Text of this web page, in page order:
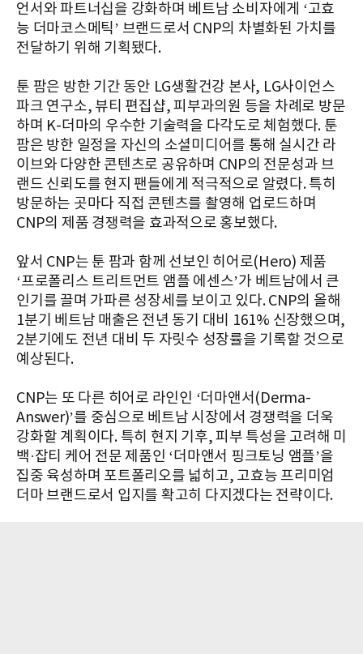
언서와 파트너십을 강화하며 베트남 소비자에게 ‘고효
능 더마코스메틱’ 브랜드로서 CNP의 차별화된 가치를
전달하기 위해 기획됐다.
툰 팜은 방한 기간 동안 LG생활건강 본사, LG사이언스
파크 연구소, 뷰티 편집샵, 피부과의원 등을 차례로 방문
하며 K-더마의 우수한 기술력을 다각도로 체험했다. 툰
팜은 방한 일정을 자신의 소셜미디어를 통해 실시간 라
이브와 다양한 콘텐츠로 공유하며 CNP의 전문성과 브
랜드 신뢰도를 현지 팬들에게 적극적으로 알렸다. 특히
방문하는 곳마다 직접 콘텐츠를 촬영해 업로드하며
CNP의 제품 경쟁력을 효과적으로 홍보했다.
앞서 CNP는 툰 팜과 함께 선보인 히어로(Hero) 제품
‘프로폴리스 트리트먼트 앰플 에센스’가 베트남에서 큰
인기를 끌며 가파른 성장세를 보이고 있다. CNP의 올해
1분기 베트남 매출은 전년 동기 대비 161% 신장했으며,
2분기에도 전년 대비 두 자릿수 성장률을 기록할 것으로
예상된다.
CNP는 또 다른 히어로 라인인 ‘더마앤서(Derma-
Answer)’를 중심으로 베트남 시장에서 경쟁력을 더욱
강화할 계획이다. 특히 현지 기후, 피부 특성을 고려해 미
백·잡티 케어 전문 제품인 ‘더마앤서 핑크토닝 앰플’을
집중 육성하며 포트폴리오를 넓히고, 고효능 프리미엄
더마 브랜드로서 입지를 확고히 다지겠다는 전략이다.